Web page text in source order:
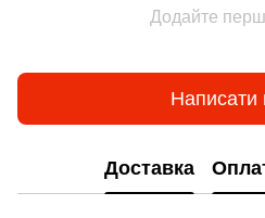
Додайте
Написати
Доставка